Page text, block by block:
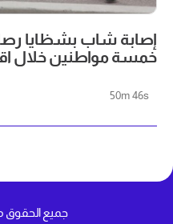
إصابة شاب بشظايا
خمسة مواطنين خلال
50m 46s
جميع الحقوق